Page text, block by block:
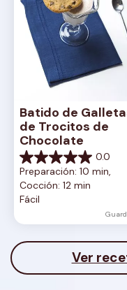
Batido de
de Trocitos de
Chocolate
0.0
0.0
de
5
estrellas.
Preparación: 10 min,
Cocción: 12 min
Fácil
Ver